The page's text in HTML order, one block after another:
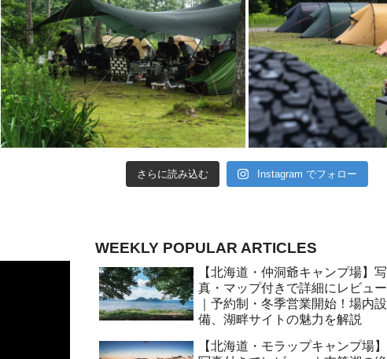
さらに読み込む Instagram でフォロー
WEEKLY POPULAR ARTICLES
【北海道・仲洞爺キャンプ場】写
真・マップ付きで詳細にレビュー
｜予約制・冬季営業開始！場内設
備、湖畔サイトの魅力を解説
【北海道・モラップキャンプ場】